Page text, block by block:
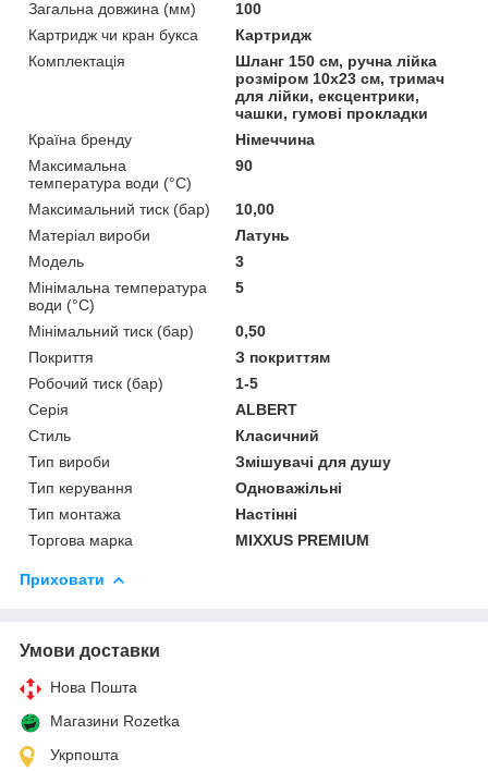
Загальна довжина (мм)
100
Картридж чи кран букса
Картридж
Комплектація
Шланг 150 см, ручна лійка
розміром 10х23 см, тримач
для лійки, ексцентрики,
чашки, гумові прокладки
Країна бренду
Німеччина
Максимальна
температура води (°C)
90
Максимальний тиск (бар)
10,00
Матеріал вироби
Латунь
Мoдель
3
Мінімальна температура
води (°C)
5
Мінімальний тиск (бар)
0,50
Покриття
З покриттям
Робочий тиск (бар)
1-5
Серія
ALBERT
Стиль
Класичний
Тип вироби
Змішувачі для душу
Тип керування
Одноважільні
Тип монтажа
Настінні
Торгова марка
MIXXUS PREMIUM
Приховати
Умови доставки
Нова Пошта
Магазини Rozetka
Укрпошта